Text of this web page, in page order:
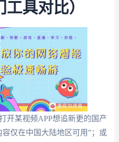
具对比）
开某视频APP想追新更的国产
仅在中国大陆地区可用”；或